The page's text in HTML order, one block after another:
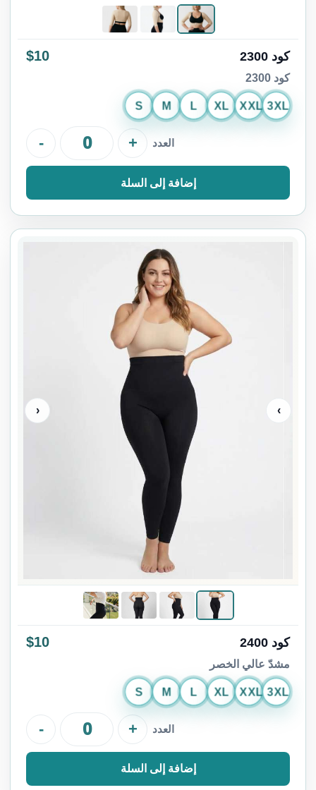
كود 2300 $10
كود 2300
S M L XL XXL 3XL
العدد - +
إضافة إلى السلة
›
‹
كود 2400 $10
مشدّ عالي الخصر
S M L XL XXL 3XL
العدد - +
إضافة إلى السلة